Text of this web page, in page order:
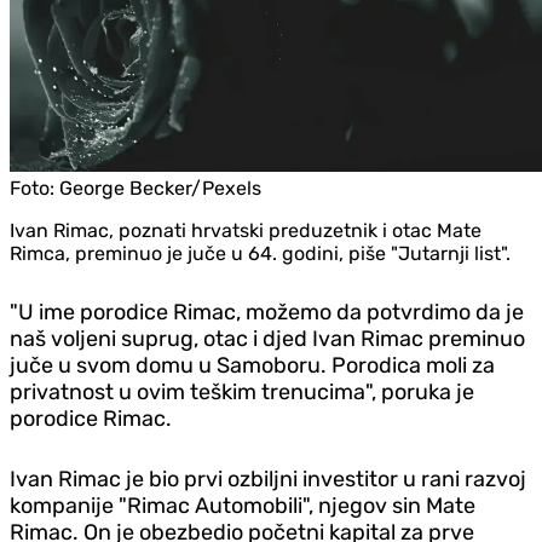
Foto: George Becker/Pexels
Ivan Rimac, poznati hrvatski preduzetnik i otac Mate
Rimca, preminuo je juče u 64. godini, piše "Jutarnji list".
"U ime porodice Rimac, možemo da potvrdimo da je
naš voljeni suprug, otac i djed Ivan Rimac preminuo
juče u svom domu u Samoboru. Porodica moli za
privatnost u ovim teškim trenucima", poruka je
porodice Rimac.
Ivan Rimac je bio prvi ozbiljni investitor u rani razvoj
kompanije "Rimac Automobili", njegov sin Mate
Rimac. On je obezbedio početni kapital za prve